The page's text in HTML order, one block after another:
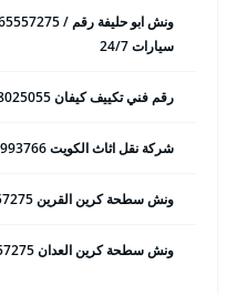
سيارات 24/7
رقم فني تكييف كيفان 98025055 فني تكييف مركزي 24 ساعة
شركة نقل اثاث الكويت 50993766 هاف لوري وانيت نقل عفش
ونش سطحة كرين القرين 65557275 ونش سحب وانقاذ سيارات
ونش سطحة كرين العدان 65557275 ونش سحب وانقاذ سيارات